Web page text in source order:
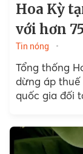
Hoa Kỳ
với hơn
Tin nóng
Tổng thống
dừng áp
quốc gia đối